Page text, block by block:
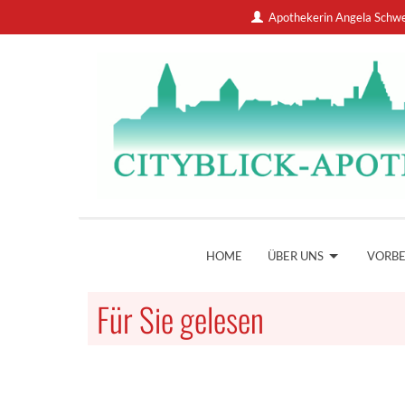
Apothekerin Angela
HOME ÜBER UNS
Für Sie gelesen